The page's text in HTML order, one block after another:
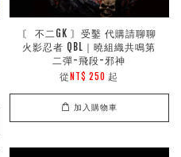
〘 不二GK 〙受鑿 代購請聊聊
火影忍者 QBL｜曉組織共鳴第
二彈-飛段-邪神
從 NT$ 250 起
加入購物車